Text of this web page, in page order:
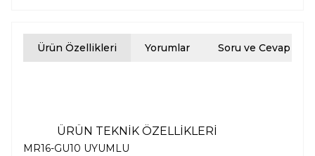
Ürün Özellikleri Yorumlar Soru ve Cevap
ÜRÜN TEKNİK ÖZELLİKLERİ
MR16-GU10 UYUMLU